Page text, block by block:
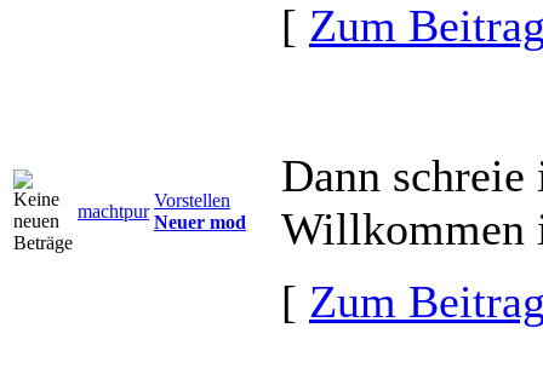
[ Zum
machtpur
Vorstellen
Neuer mod
Dann
[ Zum